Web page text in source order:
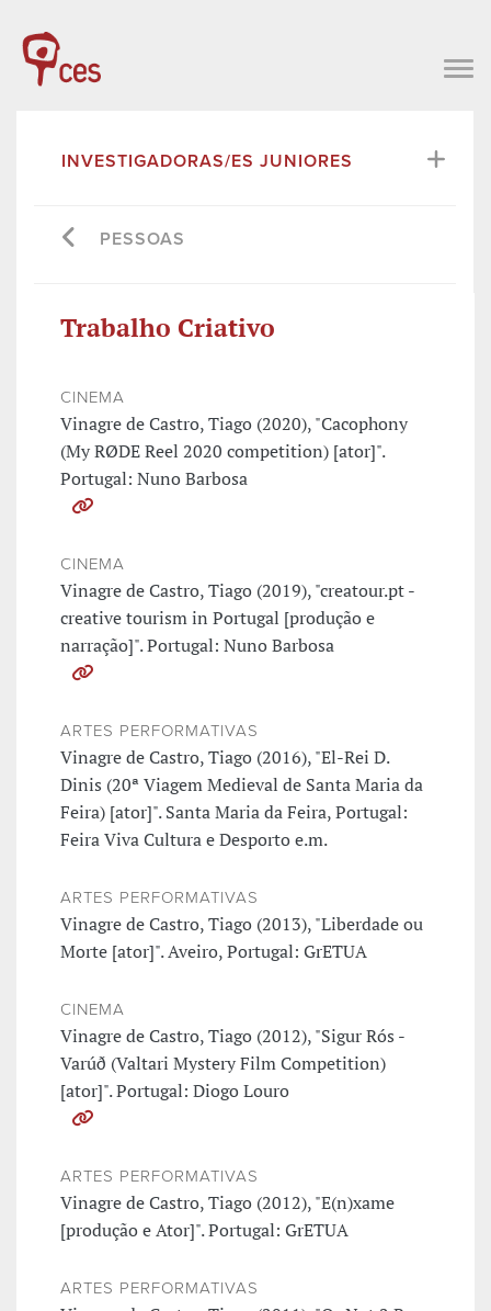
INVESTIGADORAS/ES JUNIORES
PESSOAS
Trabalho Criativo
CINEMA
Vinagre de Castro, Tiago (2020), "Cacophony
(My RØDE Reel 2020 competition) [ator]".
Portugal: Nuno Barbosa
CINEMA
Vinagre de Castro, Tiago (2019), "creatour.pt -
creative tourism in Portugal [produção e
narração]". Portugal: Nuno Barbosa
ARTES PERFORMATIVAS
Vinagre de Castro, Tiago (2016), "El-Rei D.
Dinis (20ª Viagem Medieval de Santa Maria da
Feira) [ator]". Santa Maria da Feira, Portugal:
Feira Viva Cultura e Desporto e.m.
ARTES PERFORMATIVAS
Vinagre de Castro, Tiago (2013), "Liberdade ou
Morte [ator]". Aveiro, Portugal: GrETUA
CINEMA
Vinagre de Castro, Tiago (2012), "Sigur Rós -
Varúð (Valtari Mystery Film Competition)
[ator]". Portugal: Diogo Louro
ARTES PERFORMATIVAS
Vinagre de Castro, Tiago (2012), "E(n)xame
[produção e Ator]". Portugal: GrETUA
ARTES PERFORMATIVAS